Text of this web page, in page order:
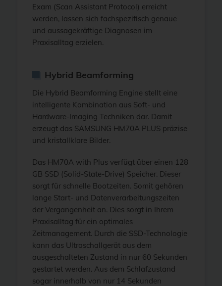
Exam (Scan Assistant Protocol) erreicht
werden, lassen sich fachspezifisch genaue
und aussagekräftige Diagnosen im
Praxisalltag erzielen.
Hybrid Beamforming
Die Hybrid Beamforming Engine stellt eine
intelligente Kombination aus Soft- und
Hardware-Imaging Techniken dar. Damit
erzeugt das SAMSUNG HM70A PLUS präzise
und kristallklare Bilder.
Das HM70A with Plus verfügt über einen 128
GB SSD (Solid-State-Drive) Speicher. Dieser
sorgt für schnelle Bootzeiten. Somit gehören
lange Start- und Datenverarbeitungszeiten
der Vergangenheit an. Dies sorgt in Ihrem
Praxisalltag für ein optimales
Zeitmanagement. Durch die SSD-Technologie
kann das Ultraschallgerät aus dem
ausgeschalteten Zustand in nur 60 Sekunden
gestartet werden. Aus dem Schlafzustand
sogar innerhalb von nur 14 Sekunden